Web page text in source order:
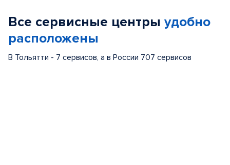
Все сервисные центры удобно
расположены
В Тольятти - 7 сервисов, а в России 707 сервисов